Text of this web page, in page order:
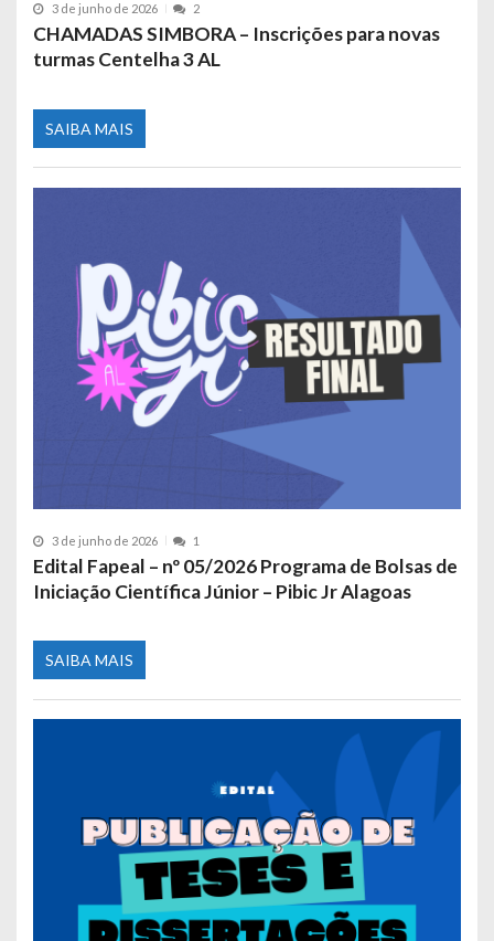
3 de junho de 2026 2
CHAMADAS SIMBORA – Inscrições para novas
turmas Centelha 3 AL
SAIBA MAIS
3 de junho de 2026 1
Edital Fapeal – nº 05/2026 Programa de Bolsas de
Iniciação Científica Júnior – Pibic Jr Alagoas
SAIBA MAIS